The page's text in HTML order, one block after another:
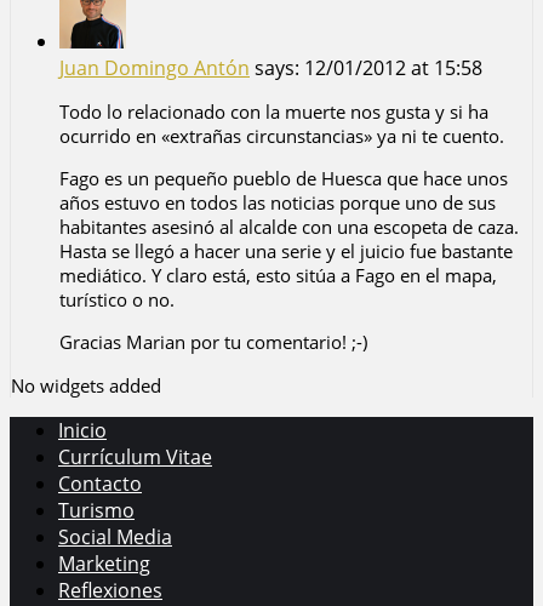
Juan Domingo Antón says: 12/01/2012 at 15:58
Todo lo relacionado con la muerte nos gusta y si ha
ocurrido en «extrañas circunstancias» ya ni te cuento.
Fago es un pequeño pueblo de Huesca que hace unos
años estuvo en todos las noticias porque uno de sus
habitantes asesinó al alcalde con una escopeta de caza.
Hasta se llegó a hacer una serie y el juicio fue bastante
mediático. Y claro está, esto sitúa a Fago en el mapa,
turístico o no.
Gracias Marian por tu comentario! ;-)
No widgets added
Inicio
Currículum Vitae
Contacto
Turismo
Social Media
Marketing
Reflexiones